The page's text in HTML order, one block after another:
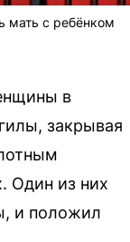
мать с ребёнком
в
закрывая
Один из них
и положил